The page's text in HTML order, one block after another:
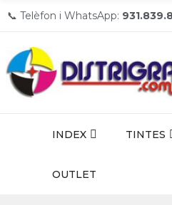
📞 Telèfon i WhatsApp:
INDEX TINTES
OUTLET